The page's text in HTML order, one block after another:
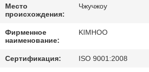
СВЯЖИТЕСЬ
МЫ
НОВОСТИ
Место
происхождения:
Чжучжоу
Фирменное
наименование:
KIMHOO
Сертификация: ISO 9001:2008